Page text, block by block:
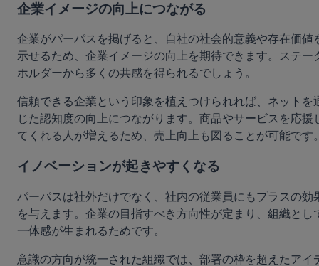
企業イメージの向上につながる
企業がパーパスを掲げると、自社の社会的意義や存在価値
示せるため、企業イメージの向上を期待できます。ステー
ホルダーから多くの共感を得られるでしょう。
信頼できる企業という印象を植えつけられれば、ネットを
じた認知度の向上につながります。商品やサービスを応援
てくれる人が増えるため、売上向上も図ることが可能です
イノベーションが起きやすくなる
パーパスは社外だけでなく、社内の従業員にもプラスの効
を与えます。企業の目指すべき方向性が定まり、組織とし
一体感が生まれるためです。
意識の方向が統一された組織では、部署の枠を超えたアイ